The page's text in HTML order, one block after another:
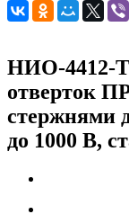
НИО-4412-Т
отверток
стержнями
до 1000 В,